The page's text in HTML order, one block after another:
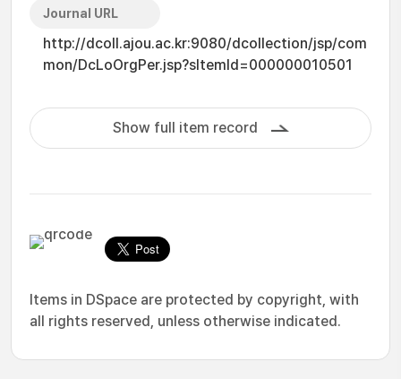
Journal URL
http://dcoll.ajou.ac.kr:9080/dcollection/jsp/com
mon/DcLoOrgPer.jsp?sItemId=000000010501
Show full item record
Items in DSpace are protected by copyright, with
all rights reserved, unless otherwise indicated.